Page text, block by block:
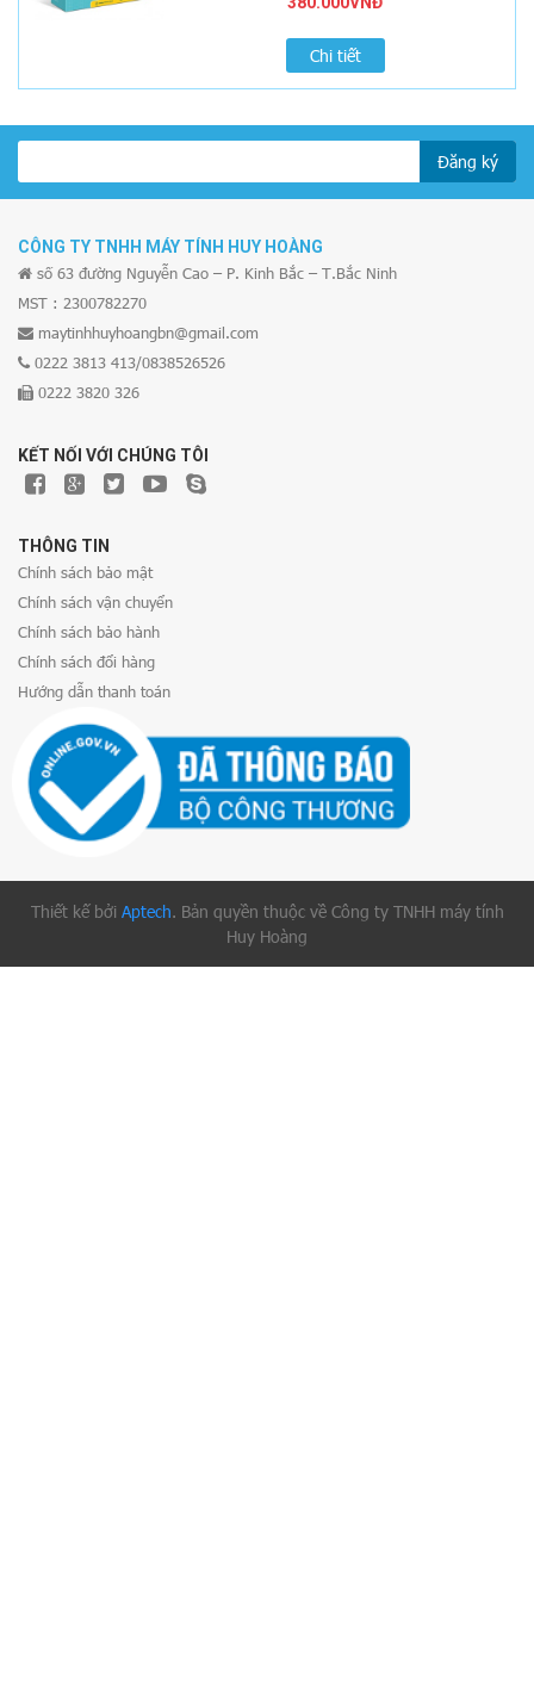
Chi tiết
Đăng ký
CÔNG TY TNHH MÁY TÍNH HUY HOÀNG
số 63 đường Nguyễn Cao – P. Kinh Bắc – T.Bắc Ninh
MST : 2300782270
maytinhhuyhoangbn@gmail.com
0222 3813 413/0838526526
0222 3820 326
KẾT NỐI VỚI CHÚNG TÔI
THÔNG TIN
Chính sách bảo mật
Chính sách vận chuyển
Chính sách bảo hành
Chính sách đổi hàng
Hướng dẫn thanh toán
Thiết kế bởi Aptech. Bản quyền thuộc về Công ty TNHH máy tính
Huy Hoàng